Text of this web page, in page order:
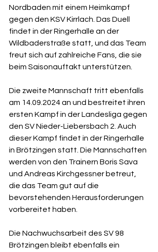
Nordbaden mit einem Heimkampf
gegen den KSV Kirrlach. Das Duell
findet in der Ringerhalle an der
Wildbaderstraße statt, und das Team
freut sich auf zahlreiche Fans, die sie
beim Saisonauftakt unterstützen.
Die zweite Mannschaft tritt ebenfalls
am 14.09.2024 an und bestreitet ihren
ersten Kampf in der Landesliga gegen
den SV Nieder-Liebersbach 2. Auch
dieser Kampf findet in der Ringerhalle
in Brötzingen statt. Die Mannschaften
werden von den Trainern Boris Sava
und Andreas Kirchgessner betreut,
die das Team gut auf die
bevorstehenden Herausforderungen
vorbereitet haben.
Die Nachwuchsarbeit des SV 98
Brötzingen bleibt ebenfalls ein